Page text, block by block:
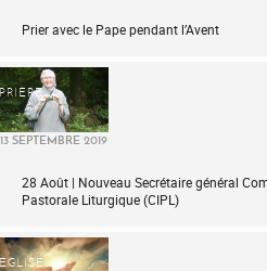
Prier avec le Pape pendant l’Avent
PRIÈRE
13 SEPTEMBRE 2019
28 Août | Nouveau Secrétaire général
Pastorale Liturgique (CIPL)
ÉGLISE